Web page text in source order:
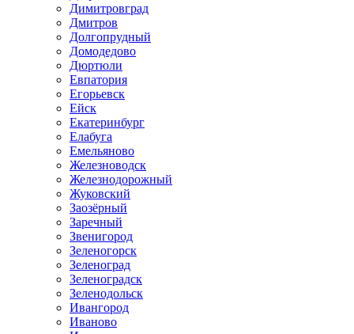
Димитровград
Дмитров
Долгопрудный
Домодедово
Дюртюли
Евпатория
Егорьевск
Ейск
Екатеринбург
Елабуга
Емельяново
Железноводск
Железнодорожный
Жуковский
Заозёрный
Заречный
Звенигород
Зеленогорск
Зеленоград
Зеленоградск
Зеленодольск
Ивангород
Иваново